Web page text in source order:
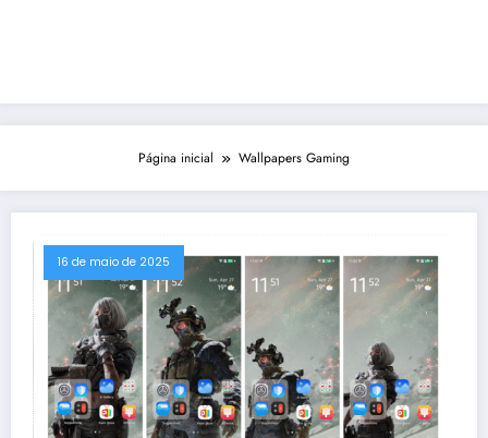
Página inicial Wallpapers Gaming
16 de maio de 2025